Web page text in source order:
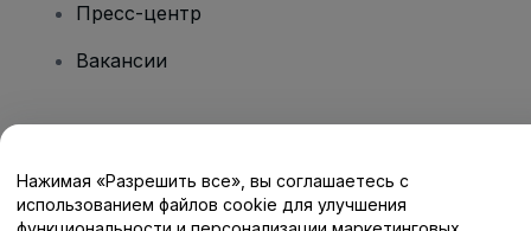
Пресс-центр
Вакансии
Центр помощи / Свяжитесь с нами
Нажимая «Разрешить все», вы соглашаетесь с
использованием файлов cookie для улучшения